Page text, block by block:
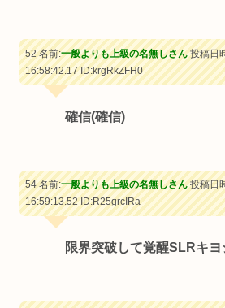
52 名前:一般よりも上級の名無しさん投稿日
16:58:42.17ID:krgRkZFH0
確信(確信)
54 名前:一般よりも上級の名無しさん投稿日
16:59:13.52ID:R25grcIRa
限界突破して覚醒SLRキヨ